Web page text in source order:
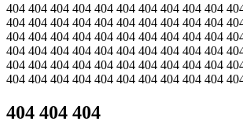
404 404 404 404 404 404 404 404 404 404
404 404 404 404 404 404 404 404 404 404
404 404 404 404 404 404 404 404 404 404
404 404 404 404 404 404 404 404 404 404
404 404 404 404 404 404 404 404 404 404
404 404 404 404 404 404 404 404 404 404
404 404 404